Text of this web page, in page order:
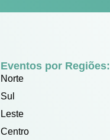
Eventos por Regiões:
Norte
Sul
Leste
Centro